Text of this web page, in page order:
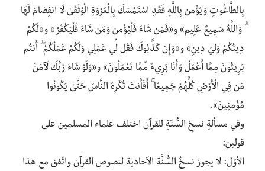
بِالطَّاغُوتِ وَيُؤْمِن بِاللَّهِ فَقَدِ اسْتَمْسَكَ بِالْعُرْوَةِ الْوُثْقَىٰ لَا انفِصَامَ لَهَا
ۗ وَاللَّهُ سَمِيعٌ عَلِيم» و«فَمَن شَاءَ فَلْيُؤْمِن وَمَن شَاءَ فَلْيَكْفُرْ» و«لَكُمْ
دِينُكُمْ وَلِيَ دِينِ» و«وَإِن كَذَّبُوكَ فَقُل لِّي عَمَلِي وَلَكُمْ عَمَلُكُمْ ۖ أَنتُم
بَرِيئُونَ مِمَّا أَعْمَلُ وَأَنَا بَرِيءٌ مِّمَّا تَعْمَلُونَ» و«وَلَوْ شَاءَ رَبُّكَ لَآمَنَ
مَن فِي الْأَرْضِ كُلُّهُمْ جَمِيعًا ۚ أَفَأَنتَ تُكْرِهُ النَّاسَ حَتَّىٰ يَكُونُوا
مُؤْمِنِينَ».
وفي مسألةِ نسخِ السُّنّةِ للقرآن اختلف علماء المسلمين على
قولين:
الأوّل: لا يجوز نسخُ السُّنَّة الآحادية لنصوص القرآن واتّفق مع هذا